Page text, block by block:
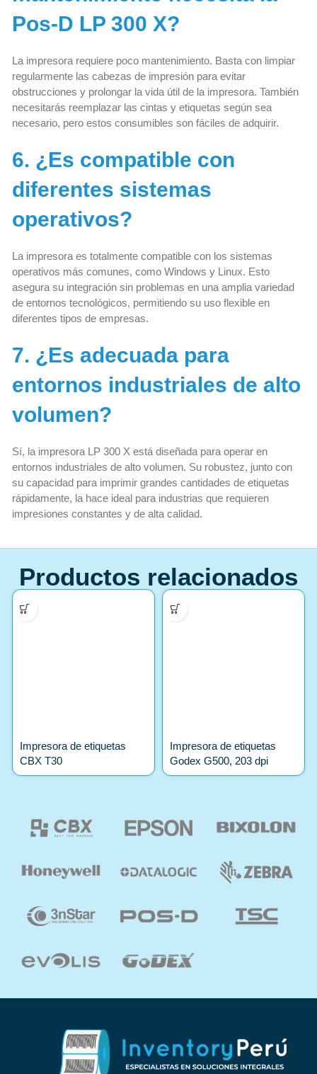
Pos-D LP 300 X?
La impresora requiere poco mantenimiento. Basta con limpiar
regularmente las cabezas de impresión para evitar
obstrucciones y prolongar la vida útil de la impresora. También
necesitarás reemplazar las cintas y etiquetas según sea
necesario, pero estos consumibles son fáciles de adquirir.
6. ¿Es compatible con
diferentes sistemas
operativos?
La impresora es totalmente compatible con los sistemas
operativos más comunes, como Windows y Linux. Esto
asegura su integración sin problemas en una amplia variedad
de entornos tecnológicos, permitiendo su uso flexible en
diferentes tipos de empresas.
7. ¿Es adecuada para
entornos industriales de alto
volumen?
Sí, la impresora LP 300 X está diseñada para operar en
entornos industriales de alto volumen. Su robustez, junto con
su capacidad para imprimir grandes cantidades de etiquetas
rápidamente, la hace ideal para industrias que requieren
impresiones constantes y de alta calidad.
Productos relacionados
Impresora de etiquetas
CBX T30
Impresora de etiquetas
Godex G500, 203 dpi